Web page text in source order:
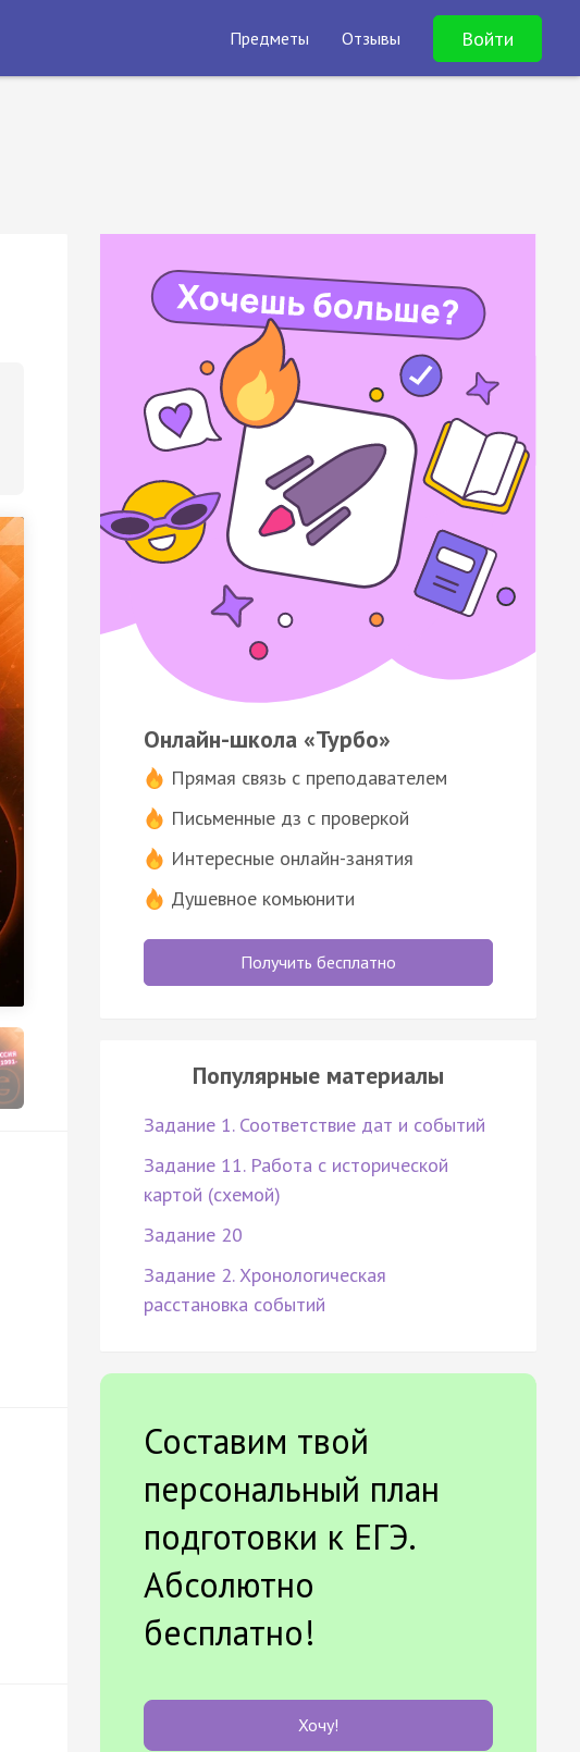
Предметы Отзывы Войти
Онлайн-школа «Турбо»
Прямая связь с преподавателем
Письменные дз с проверкой
Интересные онлайн-занятия
Душевное комьюнити
Получить бесплатно
Популярные материалы
Задание 1. Соответствие дат и событий
Задание 11. Работа с исторической
картой (схемой)
Задание 20
Задание 2. Хронологическая
расстановка событий
Составим твой
персональный план
подготовки к ЕГЭ.
Абсолютно
бесплатно!
Хочу!